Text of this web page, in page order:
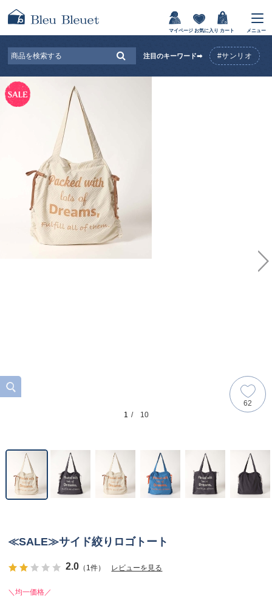
マイページ お気に入り カート メニュー
注目のキーワード➡ #サンリオ
1 / 10
62
≪SALE≫サイド絞りロゴトート
2.0 （1件） レビューを見る
＼均一価格／